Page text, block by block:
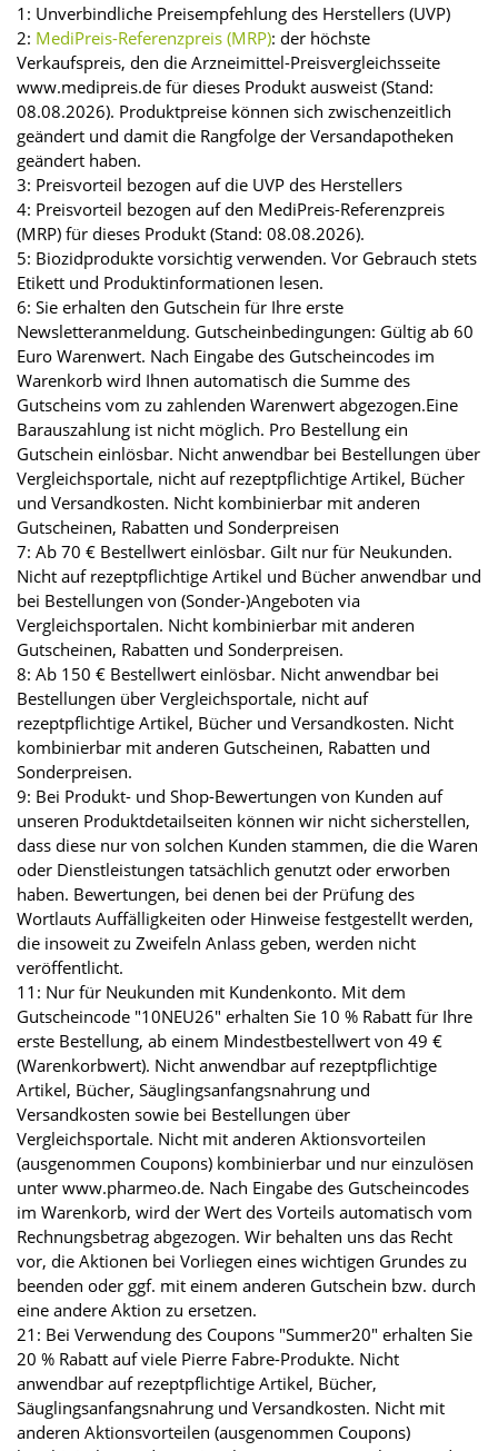
1: Unverbindliche Preisempfehlung des Herstellers (UVP)
2: MediPreis-Referenzpreis (MRP): der höchste
Verkaufspreis, den die Arzneimittel-Preisvergleichsseite
www.medipreis.de für dieses Produkt ausweist (Stand:
08.08.2026). Produktpreise können sich zwischenzeitlich
geändert und damit die Rangfolge der Versandapotheken
geändert haben.
3: Preisvorteil bezogen auf die UVP des Herstellers
4: Preisvorteil bezogen auf den MediPreis-Referenzpreis
(MRP) für dieses Produkt (Stand: 08.08.2026).
5: Biozidprodukte vorsichtig verwenden. Vor Gebrauch stets
Etikett und Produktinformationen lesen.
6: Sie erhalten den Gutschein für Ihre erste
Newsletteranmeldung. Gutscheinbedingungen: Gültig ab 60
Euro Warenwert. Nach Eingabe des Gutscheincodes im
Warenkorb wird Ihnen automatisch die Summe des
Gutscheins vom zu zahlenden Warenwert abgezogen.Eine
Barauszahlung ist nicht möglich. Pro Bestellung ein
Gutschein einlösbar. Nicht anwendbar bei Bestellungen über
Vergleichsportale, nicht auf rezeptpflichtige Artikel, Bücher
und Versandkosten. Nicht kombinierbar mit anderen
Gutscheinen, Rabatten und Sonderpreisen
7: Ab 70 € Bestellwert einlösbar. Gilt nur für Neukunden.
Nicht auf rezeptpflichtige Artikel und Bücher anwendbar und
bei Bestellungen von (Sonder-)Angeboten via
Vergleichsportalen. Nicht kombinierbar mit anderen
Gutscheinen, Rabatten und Sonderpreisen.
8: Ab 150 € Bestellwert einlösbar. Nicht anwendbar bei
Bestellungen über Vergleichsportale, nicht auf
rezeptpflichtige Artikel, Bücher und Versandkosten. Nicht
kombinierbar mit anderen Gutscheinen, Rabatten und
Sonderpreisen.
9: Bei Produkt- und Shop-Bewertungen von Kunden auf
unseren Produktdetailseiten können wir nicht sicherstellen,
dass diese nur von solchen Kunden stammen, die die Waren
oder Dienstleistungen tatsächlich genutzt oder erworben
haben. Bewertungen, bei denen bei der Prüfung des
Wortlauts Auffälligkeiten oder Hinweise festgestellt werden,
die insoweit zu Zweifeln Anlass geben, werden nicht
veröffentlicht.
11: Nur für Neukunden mit Kundenkonto. Mit dem
Gutscheincode "10NEU26" erhalten Sie 10 % Rabatt für Ihre
erste Bestellung, ab einem Mindestbestellwert von 49 €
(Warenkorbwert). Nicht anwendbar auf rezeptpflichtige
Artikel, Bücher, Säuglingsanfangsnahrung und
Versandkosten sowie bei Bestellungen über
Vergleichsportale. Nicht mit anderen Aktionsvorteilen
(ausgenommen Coupons) kombinierbar und nur einzulösen
unter www.pharmeo.de. Nach Eingabe des Gutscheincodes
im Warenkorb, wird der Wert des Vorteils automatisch vom
Rechnungsbetrag abgezogen. Wir behalten uns das Recht
vor, die Aktionen bei Vorliegen eines wichtigen Grundes zu
beenden oder ggf. mit einem anderen Gutschein bzw. durch
eine andere Aktion zu ersetzen.
21: Bei Verwendung des Coupons "Summer20" erhalten Sie
20 % Rabatt auf viele Pierre Fabre-Produkte. Nicht
anwendbar auf rezeptpflichtige Artikel, Bücher,
Säuglingsanfangsnahrung und Versandkosten. Nicht mit
anderen Aktionsvorteilen (ausgenommen Coupons)